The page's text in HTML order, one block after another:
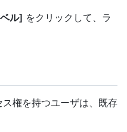
ル] をクリックして、ラ
権を持つユーザは、既存